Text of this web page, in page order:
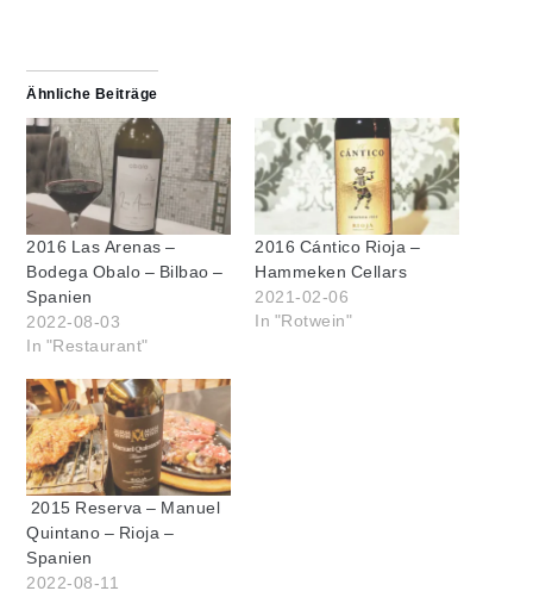
Ähnliche Beiträge
2016 Las Arenas –
Bodega Obalo – Bilbao –
Spanien
2022-08-03
In "Restaurant"
2016 Cántico Rioja –
Hammeken Cellars
2021-02-06
In "Rotwein"
2015 Reserva – Manuel
Quintano – Rioja –
Spanien
2022-08-11